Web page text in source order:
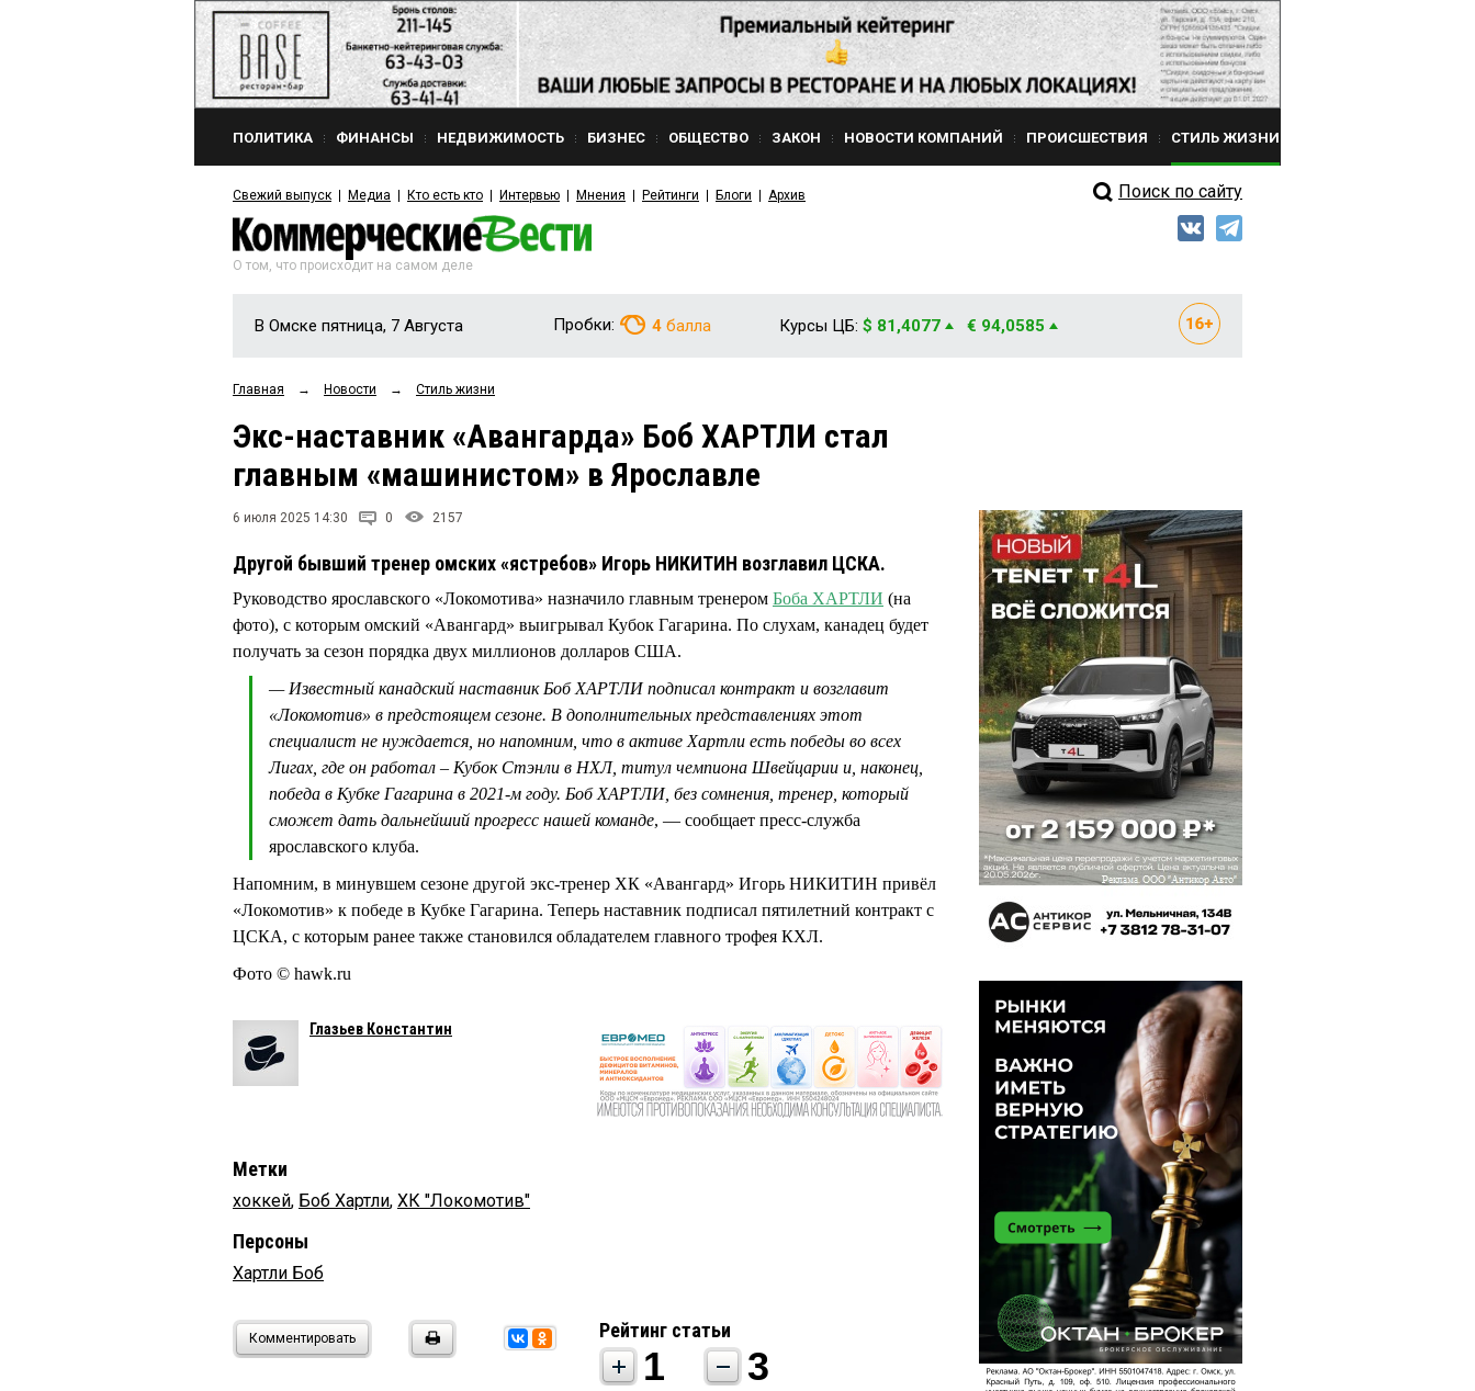
ПОЛИТИКА ФИНАНСЫ НЕДВИЖИМОСТЬ БИЗНЕС ОБЩЕСТВО ЗАКОН НОВОСТИ КОМПАНИЙ ПРОИСШЕСТВИЯ СТИЛЬ ЖИЗНИ
Свежий выпуск Медиа Кто есть кто Интервью Мнения Рейтинги Блоги Архив Поиск по сайту
О том, что происходит на самом деле
В Омске пятница, 7 Августа Пробки: 4 балла Курсы ЦБ: $ 81,4077 € 94,0585
Главная → Новости → Стиль жизни
Экс-наставник «Авангарда» Боб ХАРТЛИ стал
главным «машинистом» в Ярославле
6 июля 2025 14:30 0 2157
Другой бывший тренер омских «ястребов» Игорь НИКИТИН возглавил ЦСКА.
Руководство ярославского «Локомотива» назначило главным тренером Боба ХАРТЛИ (на
фото), с которым омский «Авангард» выигрывал Кубок Гагарина. По слухам, канадец будет
получать за сезон порядка двух миллионов долларов США.
— Известный канадский наставник Боб ХАРТЛИ подписал контракт и возглавит
«Локомотив» в предстоящем сезоне. В дополнительных представлениях этот
специалист не нуждается, но напомним, что в активе Хартли есть победы во всех
Лигах, где он работал – Кубок Стэнли в НХЛ, титул чемпиона Швейцарии и, наконец,
победа в Кубке Гагарина в 2021-м году. Боб ХАРТЛИ, без сомнения, тренер, который
сможет дать дальнейший прогресс нашей команде, — сообщает пресс-служба
ярославского клуба.
Напомним, в минувшем сезоне другой экс-тренер ХК «Авангард» Игорь НИКИТИН привёл
«Локомотив» к победе в Кубке Гагарина. Теперь наставник подписал пятилетний контракт с
ЦСКА, с которым ранее также становился обладателем главного трофея КХЛ.
Фото © hawk.ru
Глазьев Константин
Метки
хоккей, Боб Хартли, ХК "Локомотив"
Персоны
Хартли Боб
Комментировать Рейтинг статьи
1 3